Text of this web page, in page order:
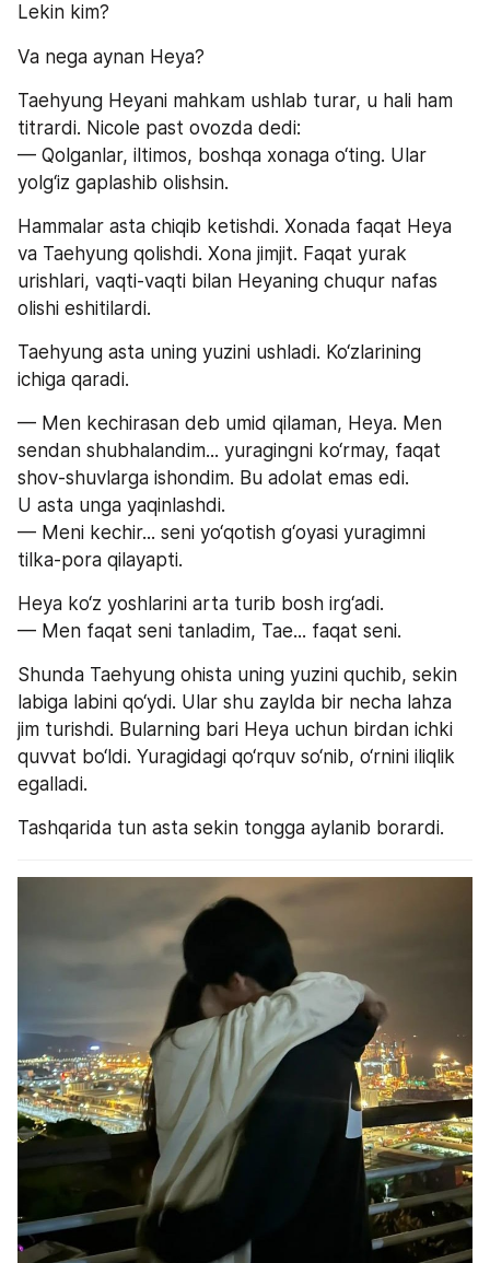
Lekin kim?
Va nega aynan Heya?
Taehyung Heyani mahkam ushlab turar, u hali ham
titrardi. Nicole past ovozda dedi:
— Qolganlar, iltimos, boshqa xonaga o‘ting. Ular
yolg‘iz gaplashib olishsin.
Hammalar asta chiqib ketishdi. Xonada faqat Heya
va Taehyung qolishdi. Xona jimjit. Faqat yurak
urishlari, vaqti-vaqti bilan Heyaning chuqur nafas
olishi eshitilardi.
Taehyung asta uning yuzini ushladi. Ko‘zlarining
ichiga qaradi.
— Men kechirasan deb umid qilaman, Heya. Men
sendan shubhalandim... yuragingni ko‘rmay, faqat
shov-shuvlarga ishondim. Bu adolat emas edi.
U asta unga yaqinlashdi.
— Meni kechir... seni yo‘qotish g‘oyasi yuragimni
tilka-pora qilayapti.
Heya ko‘z yoshlarini arta turib bosh irg‘adi.
— Men faqat seni tanladim, Tae... faqat seni.
Shunda Taehyung ohista uning yuzini quchib, sekin
labiga labini qo‘ydi. Ular shu zaylda bir necha lahza
jim turishdi. Bularning bari Heya uchun birdan ichki
quvvat bo‘ldi. Yuragidagi qo‘rquv so‘nib, o‘rnini iliqlik
egalladi.
Tashqarida tun asta sekin tongga aylanib borardi.